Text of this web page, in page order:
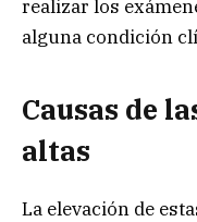
realizar los
alguna condición
Causas de
altas
La elevación de